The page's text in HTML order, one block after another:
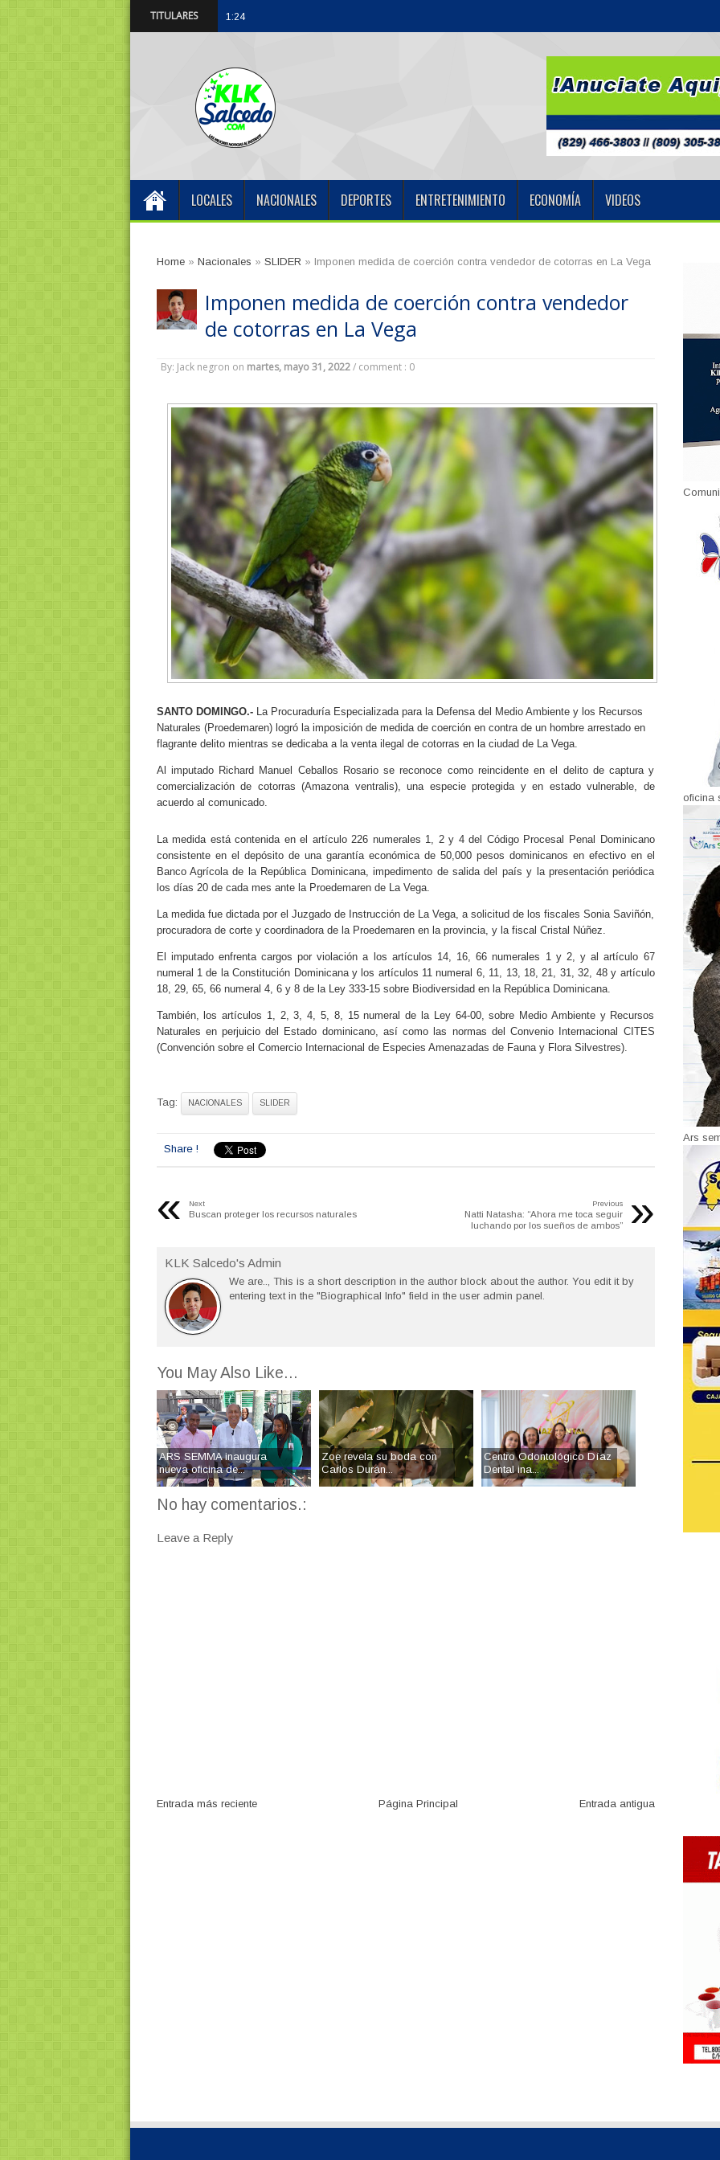
TITULARES 1:24 PM
LOCALES NACIONALES DEPORTES ENTRETENIMIENTO ECONOMÍA VIDEOS
Home» Nacionales » SLIDER » Imponen medida de coerción contra vendedor de cotorras en La Vega
Imponen medida de coerción contra vendedor
de cotorras en La Vega
By: Jack negron on martes, mayo 31, 2022 / comment : 0
SANTO DOMINGO.- La Procuraduría Especializada para la Defensa del Medio Ambiente y los Recursos
Naturales (Proedemaren) logró la imposición de medida de coerción en contra de un hombre arrestado en
flagrante delito mientras se dedicaba a la venta ilegal de cotorras en la ciudad de La Vega.
Al imputado Richard Manuel Ceballos Rosario se reconoce como reincidente en el delito de captura y
comercialización de cotorras (Amazona ventralis), una especie protegida y en estado vulnerable, de
acuerdo al comunicado.
La medida está contenida en el artículo 226 numerales 1, 2 y 4 del Código Procesal Penal Dominicano
consistente en el depósito de una garantía económica de 50,000 pesos dominicanos en efectivo en el
Banco Agrícola de la República Dominicana, impedimento de salida del país y la presentación periódica
los días 20 de cada mes ante la Proedemaren de La Vega.
La medida fue dictada por el Juzgado de Instrucción de La Vega, a solicitud de los fiscales Sonia Saviñón,
procuradora de corte y coordinadora de la Proedemaren en la provincia, y la fiscal Cristal Núñez.
El imputado enfrenta cargos por violación a los artículos 14, 16, 66 numerales 1 y 2, y al artículo 67
numeral 1 de la Constitución Dominicana y los artículos 11 numeral 6, 11, 13, 18, 21, 31, 32, 48 y artículo
18, 29, 65, 66 numeral 4, 6 y 8 de la Ley 333-15 sobre Biodiversidad en la República Dominicana.
También, los artículos 1, 2, 3, 4, 5, 8, 15 numeral de la Ley 64-00, sobre Medio Ambiente y Recursos
Naturales en perjuicio del Estado dominicano, así como las normas del Convenio Internacional CITES
(Convención sobre el Comercio Internacional de Especies Amenazadas de Fauna y Flora Silvestres).
Tag: NACIONALES SLIDER
Share !
« Next
Buscan proteger los recursos naturales »
Previous
Natti Natasha: “Ahora me toca seguir
luchando por los sueños de ambos”
KLK Salcedo's Admin
We are.., This is a short description in the author block about the author. You edit it by
entering text in the "Biographical Info" field in the user admin panel.
You May Also Like...
ARS SEMMA inaugura
nueva oficina de...
Zoe revela su boda con
Carlos Durán...
Centro Odontológico Díaz
Dental ina...
No hay comentarios.:
Leave a Reply
Entrada más reciente Entrada antigua
Página Principal
oficina
Ars